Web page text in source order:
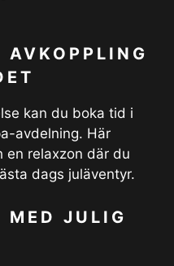
AVKOPPLING
kan du boka tid i
avdelning. Här
en relaxzon där du
dags juläventyr.
MED JULIG